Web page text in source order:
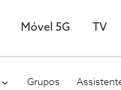
Móvel 5G TV
Grupos